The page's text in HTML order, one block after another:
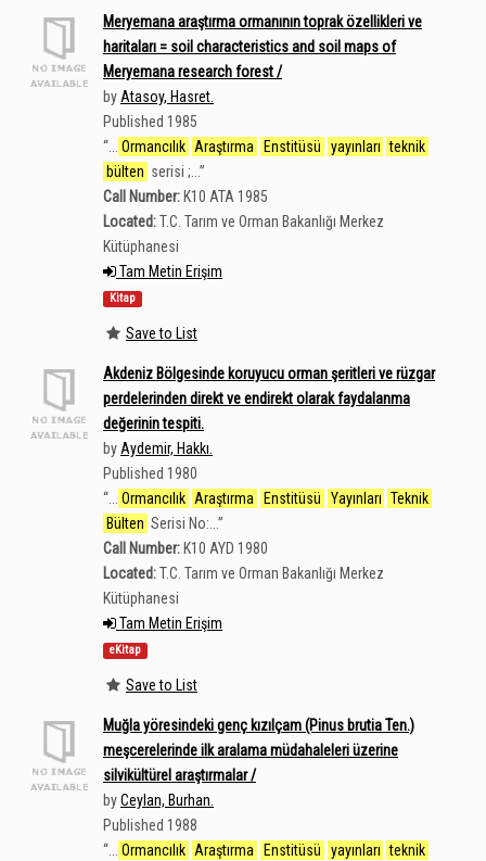
Meryemana araştırma ormanının toprak özellikleri ve
haritaları = soil characteristics and soil maps of
Meryemana research forest /
by Atasoy, Hasret.
Published 1985
“
Ormancılık Araştırma Enstitüsü yayınları teknik
bülten serisi ;... ”
Call Number: K10 ATA 1985
Located:T.C. Tarım ve Orman Bakanlığı Merkez
Kütüphanesi
Tam Metin Erişim
Kitap
Save to List
Akdeniz Bölgesinde koruyucu orman şeritleri ve rüzgar
perdelerinden direkt ve endirekt olarak faydalanma
değerinin tespiti.
by Aydemir, Hakkı.
Published 1980
“
Ormancılık Araştırma Enstitüsü Yayınları Teknik
Bülten Serisi No:... ”
Call Number: K10 AYD 1980
Located:T.C. Tarım ve Orman Bakanlığı Merkez
Kütüphanesi
Tam Metin Erişim
eKitap
Save to List
Muğla yöresindeki genç kızılçam (Pinus brutia Ten.)
meşcerelerinde ilk aralama müdahaleleri üzerine
silvikültürel araştırmalar /
byCeylan, Burhan.
Published 1988
“
Ormancılık Araştırma Enstitüsü yayınları teknik